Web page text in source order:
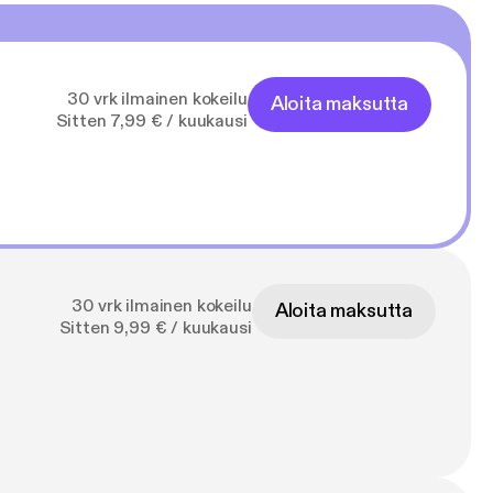
30 vrk ilmainen kokeilu
Sitten 7,99 € / kuukausi
Aloita maksutta
30 vrk ilmainen kokeilu
Sitten 9,99 € / kuukausi
Aloita maksutta